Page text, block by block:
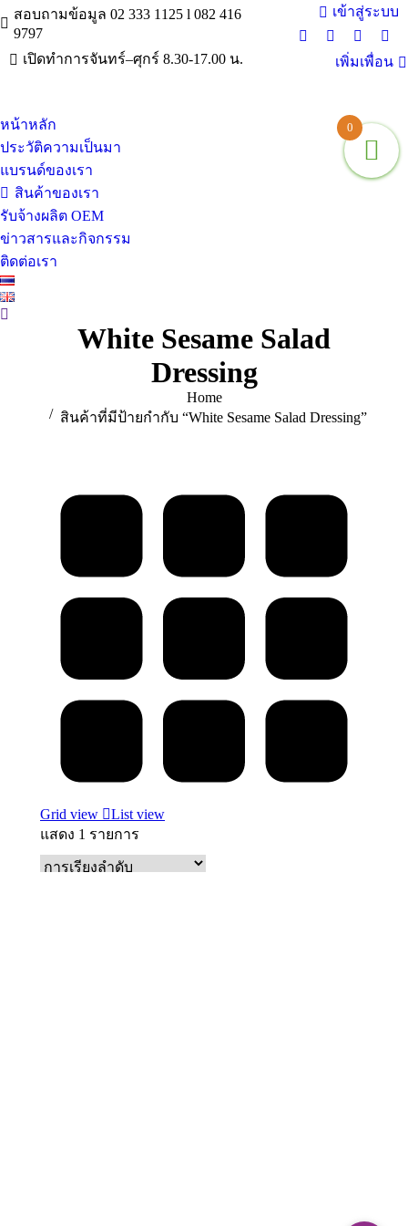
สอบถามข้อมูล 02 333 1125 l 082 416
9797
เปิดทำการจันทร์–ศุกร์ 8.30-17.00 น.
เข้าสู่ระบบ
Facebook
window
X
page
new
window
page
new
window
new
เพิ่มเพื่อน
หน้าหลัก
ประวัติความเป็นมา
แบรนด์ของเรา
สินค้าของเรา
รับจ้างผลิต OEM
ข่าวสารและกิจกรรม
ติดต่อเรา
Search:
White Sesame Salad
Dressing
Home
สินค้าที่มีป้ายกำกับ “White Sesame Salad Dressing”
Grid view
List view
แสดง 1 รายการ
0